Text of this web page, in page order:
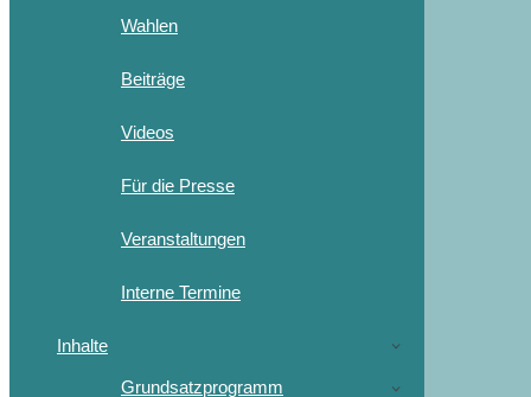
Wahlen
Beiträge
Videos
Für die Presse
Veranstaltungen
Interne Termine
Inhalte
Grundsatzprogramm